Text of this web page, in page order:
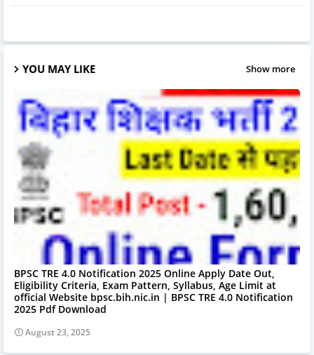
YOU MAY LIKE Show more
BPSC TRE 4.0 Notification 2025 Online Apply Date Out,
Eligibility Criteria, Exam Pattern, Syllabus, Age Limit at
official Website bpsc.bih.nic.in | BPSC TRE 4.0 Notification
2025 Pdf Download
August 23, 2025